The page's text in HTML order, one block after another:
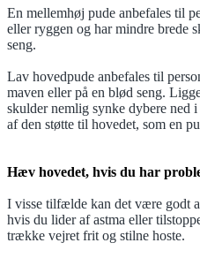
En mellemhøj pude anbefales til
eller ryggen og har mindre brede
seng.
Lav hovedpude anbefales til
maven eller på en blød seng.
skulder nemlig synke dybere ned
af den støtte til hovedet, som en
Hæv hovedet, hvis du har
I visse tilfælde kan det være godt
hvis du lider af astma eller
trække vejret frit og stilne hoste.